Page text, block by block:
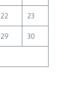
22 23
29 30